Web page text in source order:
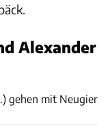
Alexander
gehen mit Neugier